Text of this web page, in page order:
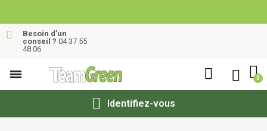
Besoin d’un
conseil ? 04 37 55
48 06
Identifiez-vous